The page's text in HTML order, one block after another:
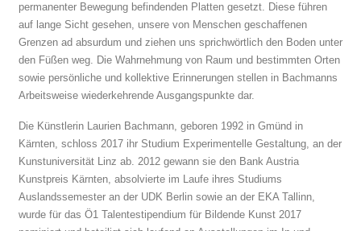
permanenter Bewegung befindenden Platten gesetzt. Diese führen
auf lange Sicht gesehen, unsere von Menschen geschaffenen
Grenzen ad absurdum und ziehen uns sprichwörtlich den Boden unter
den Füßen weg. Die Wahrnehmung von Raum und bestimmten Orten
sowie persönliche und kollektive Erinnerungen stellen in Bachmanns
Arbeitsweise wiederkehrende Ausgangspunkte dar.
Die Künstlerin Laurien Bachmann, geboren 1992 in Gmünd in
Kärnten, schloss 2017 ihr Studium Experimentelle Gestaltung, an der
Kunstuniversität Linz ab. 2012 gewann sie den Bank Austria
Kunstpreis Kärnten, absolvierte im Laufe ihres Studiums
Auslandssemester an der UDK Berlin sowie an der EKA Tallinn,
wurde für das Ö1 Talentestipendium für Bildende Kunst 2017